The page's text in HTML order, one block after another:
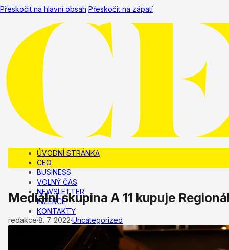
Přeskočit na hlavní obsah Přeskočit na zápatí
ÚVODNÍ STRÁNKA
CEO
BUSINESS
VOLNÝ ČAS
NEWSLETTER
INZERCE
KONTAKTY
ÚVODNÍ STRÁNKA
Mediální skupina A 11 kupuje
redakce·8. 7. 2022·Uncategorized